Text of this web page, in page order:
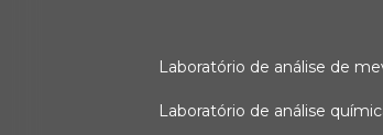
laboratório de análise de
laboratório de análise